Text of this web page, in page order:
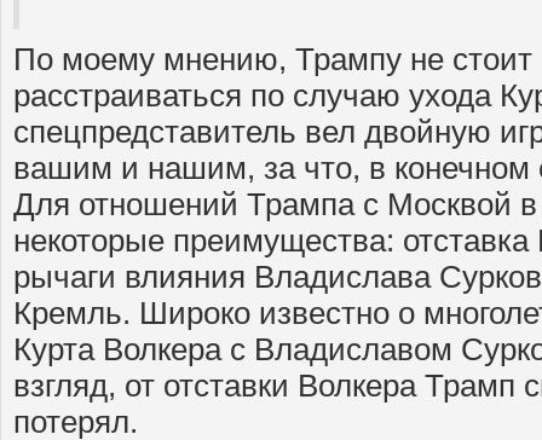
По моему мнению, Трампу не
расстраиваться по случаю ухода
спецпредставитель вел двойную
вашим и нашим, за что, в конечном
Для отношений Трампа с Москвой в
некоторые преимущества: отставка
рычаги влияния Владислава
Кремль. Широко известно о
Курта Волкера с Владиславом
взгляд, от отставки Волкера Трамп
потерял.